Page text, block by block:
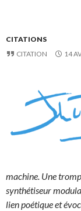
CITATIONS
CITATION
14
machine. Une
synthétiseur
lien poétique et